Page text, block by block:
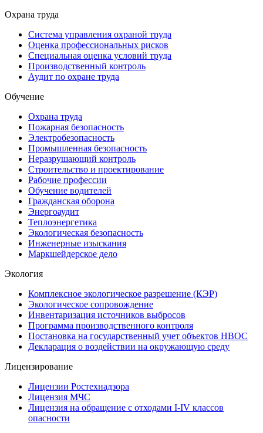
Охрана труда
Система управления охраной труда
Оценка профессиональных рисков
Специальная оценка условий труда
Производственный контроль
Аудит по охране труда
Обучение
Охрана труда
Пожарная безопасность
Электробезопасность
Промышленная безопасность
Неразрушающий контроль
Строительство и проектирование
Рабочие профессии
Обучение водителей
Гражданская оборона
Энергоаудит
Теплоэнергетика
Экологическая безопасность
Инженерные изыскания
Маркшейдерское дело
Экология
Комплексное экологическое разрешение (КЭР)
Экологическое сопровождение
Инвентаризация источников выбросов
Программа производственного контроля
Постановка на государственный учет объектов НВОС
Декларация о воздействии на окружающую среду
Лицензирование
Лицензии Ростехнадзора
Лицензия МЧС
Лицензия на обращение с отходами I-IV классов
опасности